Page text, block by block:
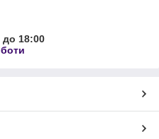
до 18:00